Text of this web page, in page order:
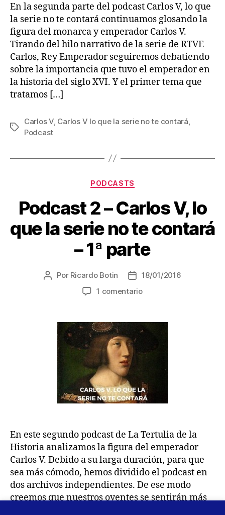
–
2ª
parte
En la segunda parte del podcast Carlos V, lo que
la serie no te contará continuamos glosando la
figura del monarca y emperador Carlos V.
Tirando del hilo narrativo de la serie de RTVE
Carlos, Rey Emperador seguiremos debatiendo
sobre la importancia que tuvo el emperador en
la historia del siglo XVI. Y el primer tema que
tratamos […]
Etiquetas
Carlos V, Carlos V lo que la serie no te contará
Podcast
Categorías
PODCASTS
Podcast 2 – Carlos V, lo
que la serie no te contará
– 1ª parte
Autor
Por Ricardo Botin
Fecha
de
18/01/2016
1 comentarioen
–
Carlos
lo
serie
no
–
1ª
parte
En este segundo podcast de La Tertulia de la
Historia analizamos la figura del emperador
Carlos V. Debido a su larga duración, para que
sea más cómodo, hemos dividido el podcast en
dos archivos independientes. De ese modo
creemos que nuestros oyentes se sentirán más